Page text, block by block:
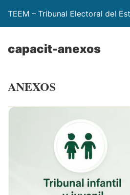
TEEM – Tribunal Electoral del
capacit-anexos
ANEXOS